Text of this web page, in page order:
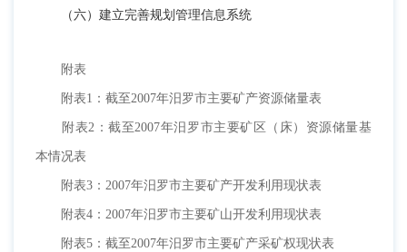
（六）建立完善规划管理信息系统
附表
附表1：截至2007年汨罗市主要矿产资源储量表
附表2：截至2007年汨罗市主要矿区（床）资源储量基
本情况表
附表3：2007年汨罗市主要矿产开发利用现状表
附表4：2007年汨罗市主要矿山开发利用现状表
附表5：截至2007年汨罗市主要矿产采矿权现状表